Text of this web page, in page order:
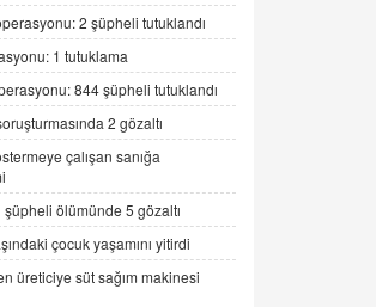
Hangi Önlemler
Adana'yı da Ziyaret Etse...
2 şüpheli tutuklandı
1 tutuklama
844 şüpheli tutuklandı
2 gözaltı
çalışan sanığa
ölümünde 5 gözaltı
çocuk yaşamını yitirdi
üreticiye süt sağım makinesi